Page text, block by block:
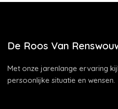
De Roos Van
Met onze jarenlange ervaring
persoonlijke situatie en wensen.